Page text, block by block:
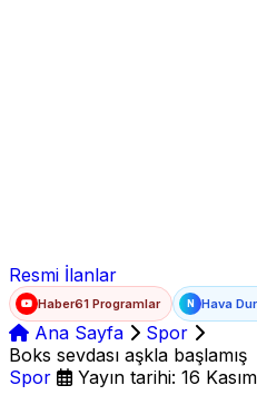
Resmi İlanlar
Haber61 Programlar N Hava
Ana Sayfa
Spor
Boks sevdası aşkla başlamış
Spor
Yayın tarihi: 16